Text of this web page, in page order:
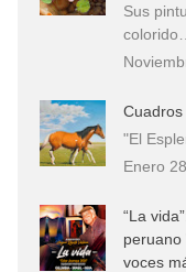
Sus
colorido…
"El
Enero
“La
peruano
voces